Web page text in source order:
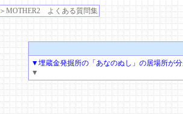
＞MOTHER2 よくある質問集
▼埋蔵金発掘所の「あなのぬし」の居場所が
▼